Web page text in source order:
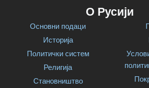
О Русији
Основни подаци
Историја
Политички систем
Религија
Становништво